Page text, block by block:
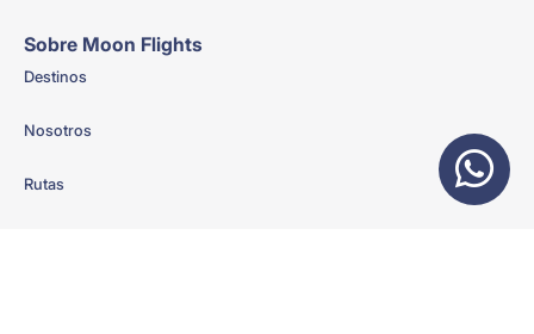
Sobre Moon Flights
Destinos
Nosotros
Rutas